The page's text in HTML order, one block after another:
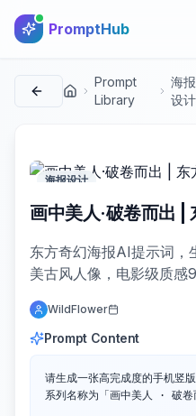
PromptHub
首页
Prompt
Library
海报
设计
海报设计
画中美人·破卷而出 |
东方奇幻海报AI提示词，
美古风人像，电影级质感
WildFlower
Prompt Content
请生成一张高完成度的手机竖
系列名称为「画中美人 · 破卷